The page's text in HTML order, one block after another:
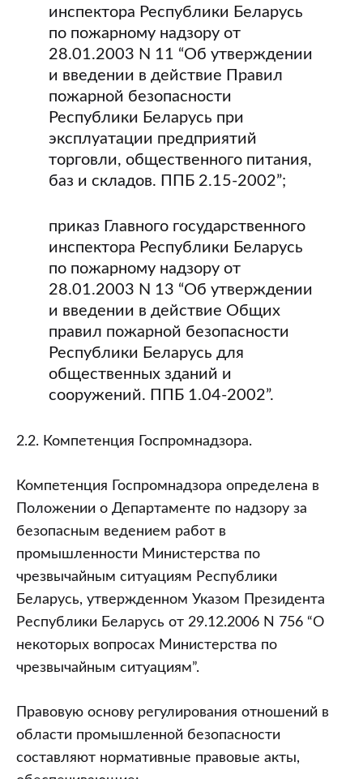
инспектора Республики Беларусь
по пожарному надзору от
28.01.2003 N 11 “Об утверждении
и введении в действие Правил
пожарной безопасности
Республики Беларусь при
эксплуатации предприятий
торговли, общественного питания,
баз и складов. ППБ 2.15-2002”;
приказ Главного государственного
инспектора Республики Беларусь
по пожарному надзору от
28.01.2003 N 13 “Об утверждении
и введении в действие Общих
правил пожарной безопасности
Республики Беларусь для
общественных зданий и
сооружений. ППБ 1.04-2002”.
2.2. Компетенция Госпромнадзора.
Компетенция Госпромнадзора определена в
Положении о Департаменте по надзору за
безопасным ведением работ в
промышленности Министерства по
чрезвычайным ситуациям Республики
Беларусь, утвержденном Указом Президента
Республики Беларусь от 29.12.2006 N 756 “О
некоторых вопросах Министерства по
чрезвычайным ситуациям”.
Правовую основу регулирования отношений в
области промышленной безопасности
составляют нормативные правовые акты,